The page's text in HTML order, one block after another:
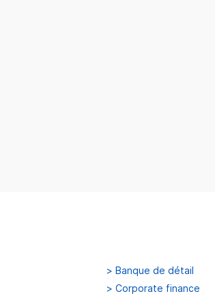
> Banque de détail
> Corporate finance